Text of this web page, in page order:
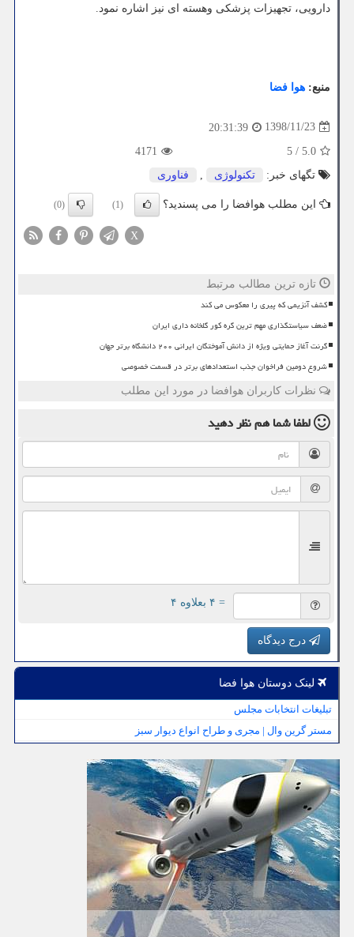
دارویی، تجهیزات پزشكی وهسته ای نیز اشاره نمود.
منبع: هوا فضا
1398/11/23
20:31:39
5.0
/
5
4171
تگهای خبر:
تكنولوژی , فناوری
این مطلب هوافضا را می پسندید؟ (1)
(0)
X
تازه ترین مطالب مرتبط
کشف آنزیمی که پیری را معکوس می کند
ضعف سیاستگذاری مهم ترین گره کور گلخانه داری ایران
گرنت آغاز حمایتی ویژه از دانش آموختگان ایرانی ۲۰۰ دانشگاه برتر جهان
شروع دومین فراخوان جذب استعدادهای برتر در قسمت خصوصی
نظرات کاربران هوافضا در مورد این مطلب
لطفا شما همنظر دهید
= ۴ بعلاوه ۴
درج دیدگاه
لینک دوستان هوا فضا
تبلیغات انتخابات مجلس
مستر گرین وال | مجری و طراح انواع دیوار سبز